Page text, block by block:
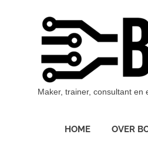
Maker, trainer, consultant en
HOME OVER